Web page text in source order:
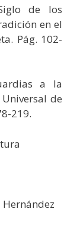
de los
en el
Pág. 102-
a la
de
219.